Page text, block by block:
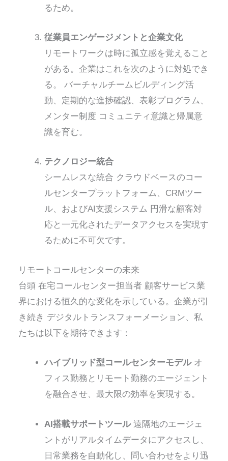
るため。
従業員エンゲージメントと企業文化
リモートワークは時に孤立感を覚えること
がある。企業はこれを次のように対処でき
る。バーチャルチームビルディング活
動、定期的な進捗確認、表彰プログラム、
メンター制度 コミュニティ意識と帰属意
識を育む。
テクノロジー統合
シームレスな統合 クラウドベースのコー
ルセンタープラットフォーム、CRMツー
ル、およびAI支援システム 円滑な顧客対
応と一元化されたデータアクセスを実現す
るために不可欠です。
リモートコールセンターの未来
台頭在宅コールセンター担当者 顧客サービス業
界における恒久的な変化を示している。企業が引
き続き デジタルトランスフォーメーション、私
たちは以下を期待できます：
ハイブリッド型コールセンターモデルオ
フィス勤務とリモート勤務のエージェント
を融合させ、最大限の効率を実現する。
AI搭載サポートツール遠隔地のエージェ
ントがリアルタイムデータにアクセスし、
日常業務を自動化し、問い合わせをより迅